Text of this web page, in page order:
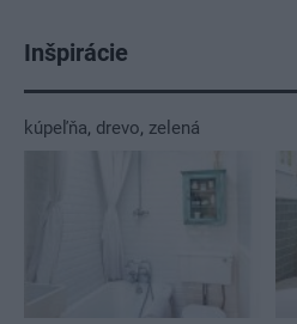
Inšpirácie
kúpeľňa, drevo, zelená